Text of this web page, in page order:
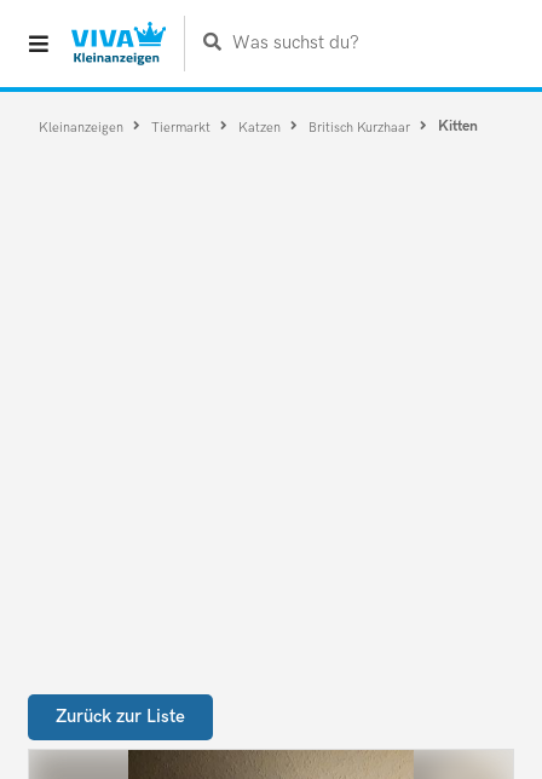
Was suchst du?
Kleinanzeigen Tiermarkt Katzen Britisch Kurzhaar Kitten
Zurück zur Liste